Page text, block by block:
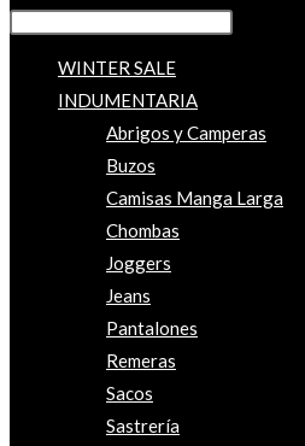
WINTER SALE
INDUMENTARIA
Abrigos y Camperas
Buzos
Camisas Manga Larga
Chombas
Joggers
Jeans
Pantalones
Remeras
Sacos
Sastrería